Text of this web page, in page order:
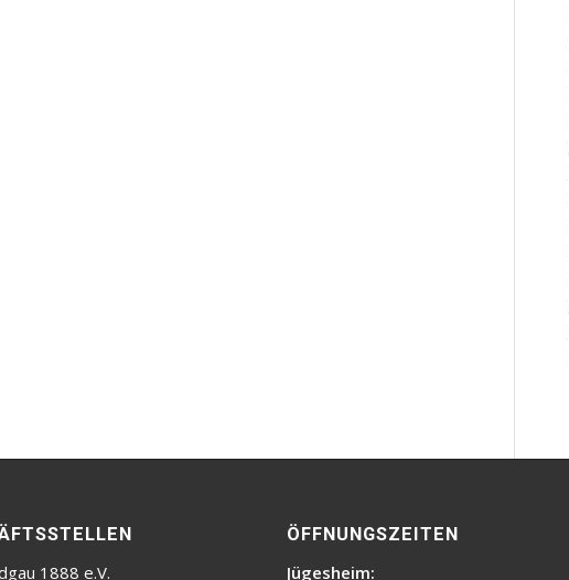
1888 e.V.
ÖFFNUNGSZEITEN
Jügesheim: